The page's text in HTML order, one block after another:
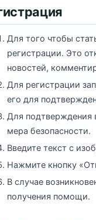
Для того чтобы
регистрации. Это
новостей,
Для регистрации
его для
Для подтверждения
мера безопасности.
Введите текст с
Нажмите кнопку
В случае
получения помощи.